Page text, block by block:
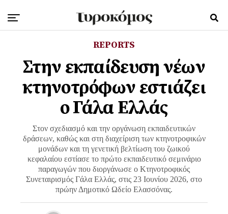
REPORTS
Στην εκπαίδευση νέων
κτηνοτρόφων εστιάζει
ο Γάλα Ελλάς
Στον σχεδιασμό και την οργάνωση εκπαιδευτικών
δράσεων, καθώς και στη διαχείριση των κτηνοτροφικών
μονάδων και τη γενετική βελτίωση του ζωικού
κεφαλαίου εστίασε το πρώτο εκπαιδευτικό σεμινάριο
παραγωγών που διοργάνωσε ο Κτηνοτροφικός
Συνεταιρισμός Γάλα Ελλάς, στις 23 Ιουνίου 2026, στο
πρώην Δημοτικό Ωδείο Ελασσόνας.